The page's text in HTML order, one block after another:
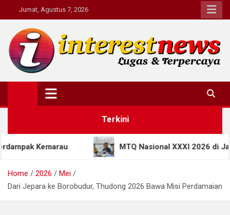
to
content
Jumat, Agustus 7, 2026
Interestnews.or.id
Terkini
MTQ Nasional XXXI 2026 di Jateng Bawa
Home 2026
Mei
Dari Jepara ke Borobudur, Thudong 2026 Bawa Misi Perdamaian